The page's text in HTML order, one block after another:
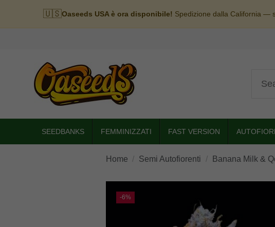
🇺🇸Oaseeds USA è ora disponibile! Spedizione dalla California —
SEEDBANKS FEMMINIZZATI FAST VERSION
Home Semi Autofiorenti Banana Milk &
-6%